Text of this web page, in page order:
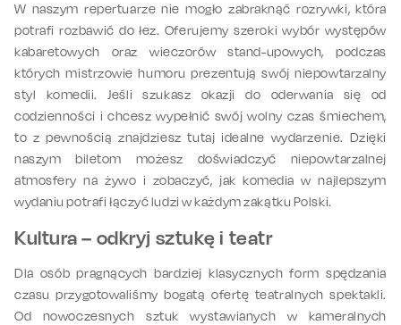
W naszym repertuarze nie mogło zabraknąć rozrywki, która
potrafi rozbawić do łez. Oferujemy szeroki wybór występów
kabaretowych oraz wieczorów stand-upowych, podczas
których mistrzowie humoru prezentują swój niepowtarzalny
styl komedii. Jeśli szukasz okazji do oderwania się od
codzienności i chcesz wypełnić swój wolny czas śmiechem,
to z pewnością znajdziesz tutaj idealne wydarzenie. Dzięki
naszym biletom możesz doświadczyć niepowtarzalnej
atmosfery na żywo i zobaczyć, jak komedia w najlepszym
wydaniu potrafi łączyć ludzi w każdym zakątku Polski.
Kultura – odkryj sztukę i teatr
Dla osób pragnących bardziej klasycznych form spędzania
czasu przygotowaliśmy bogatą ofertę teatralnych spektakli.
Od nowoczesnych sztuk wystawianych w kameralnych